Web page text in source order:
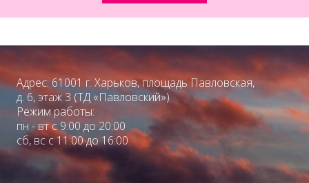
Адрес: 61001 г. Харьков, площадь Павловская,
д. 6, этаж 3 (ТД «Павловский»)
Режим работы:
пн - вт с 9:00 до 20:00
сб, вс с 11:00 до 16:00